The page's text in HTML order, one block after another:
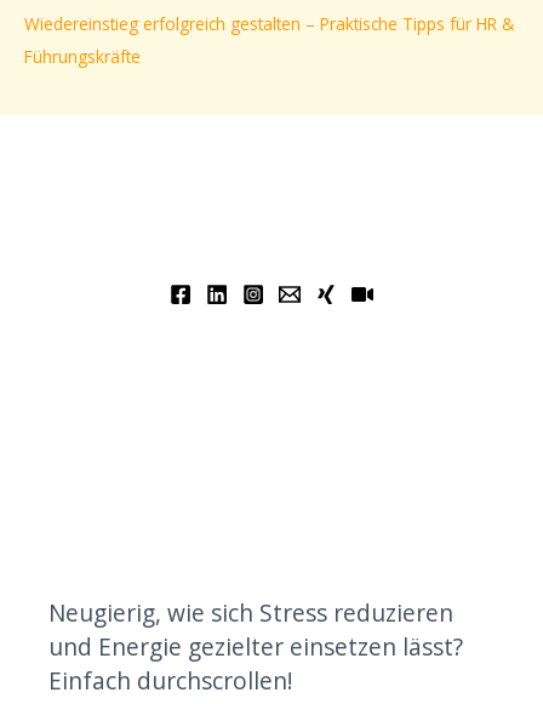
Wiedereinstieg erfolgreich gestalten – Praktische Tipps für HR &
Führungskräfte
Neugierig, wie sich Stress reduzieren
und Energie gezielter einsetzen lässt?
Einfach durchscrollen!